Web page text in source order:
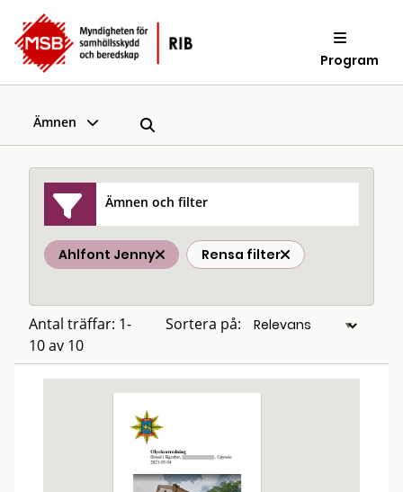
Program
Ämnen
Ämnen och filter
Ahlfont Jenny Rensa filter
Antal träffar: 1-
10 av 10
Sortera på: